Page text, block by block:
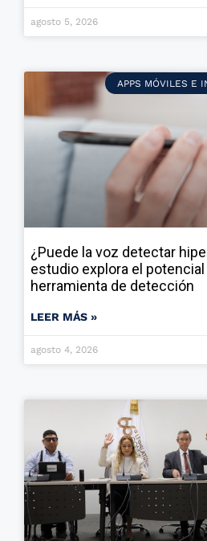
agosto 5, 2026
APPS MÓVILES E
¿Puede la voz detectar
estudio explora el
herramienta de detección
LEER MÁS »
agosto 4, 2026